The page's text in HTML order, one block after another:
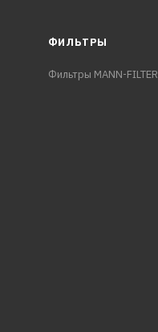
ФИЛЬТРЫ
Фильтры MANN-FILTER